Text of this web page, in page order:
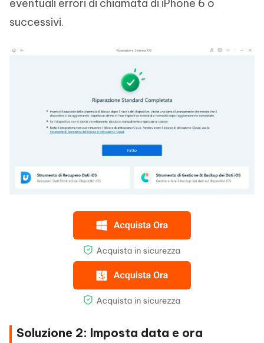
eventuali errori di chiamata di iPhone 6 o
successivi.
Soluzione 2: Imposta data e ora